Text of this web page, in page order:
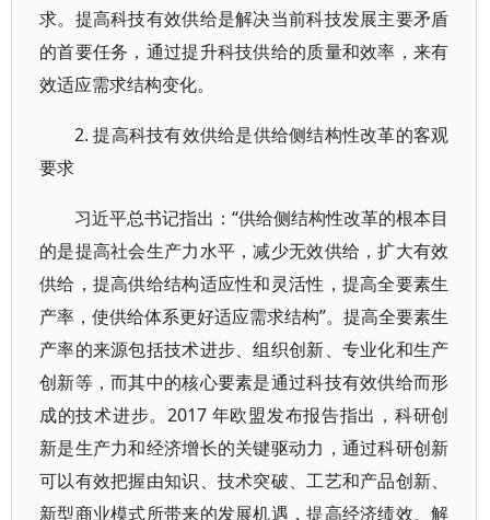
求。提高科技有效供给是解决当前科技发展主要矛盾
的首要任务，通过提升科技供给的质量和效率，来有
效适应需求结构变化。
2. 提高科技有效供给是供给侧结构性改革的客观
要求
习近平总书记指出：“供给侧结构性改革的根本目
的是提高社会生产力水平，减少无效供给，扩大有效
供给，提高供给结构适应性和灵活性，提高全要素生
产率，使供给体系更好适应需求结构”。提高全要素生
产率的来源包括技术进步、组织创新、专业化和生产
创新等，而其中的核心要素是通过科技有效供给而形
成的技术进步。2017 年欧盟发布报告指出，科研创
新是生产力和经济增长的关键驱动力，通过科研创新
可以有效把握由知识、技术突破、工艺和产品创新、
新型商业模式所带来的发展机遇，提高经济绩效、解